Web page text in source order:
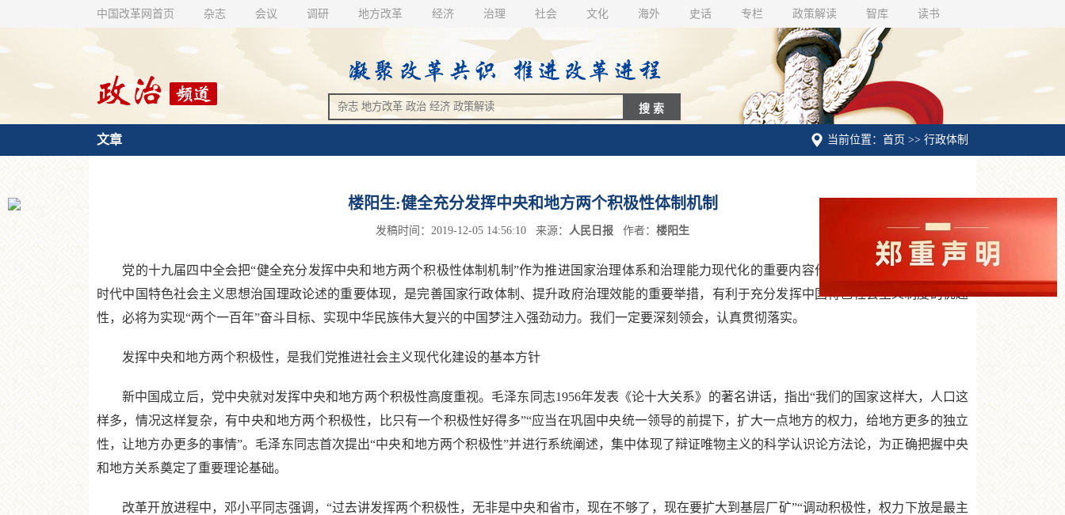
中国改革网首页 杂志 会议 调研 地方改革 经济 治理 社会 文化 海外 史话 专栏 政策解读 智库 读书
当前位置：首页 >> 行政体制
文章
楼阳生:健全充分发挥中央和地方两个积极性体制机制
发稿时间：2019-12-05 14:56:10 来源： 人民日报 作者： 楼阳生
党的十九届四中全会把“健全充分发挥中央和地方两个积极性体制机制”作为推进国家治理体系和治理能力现代化的重要内容作出了部署。这是习近平新
时代中国特色社会主义思想治国理政论述的重要体现，是完善国家行政体制、提升政府治理效能的重要举措，有利于充分发挥中国特色社会主义制度的优越
性，必将为实现“两个一百年”奋斗目标、实现中华民族伟大复兴的中国梦注入强劲动力。我们一定要深刻领会，认真贯彻落实。
发挥中央和地方两个积极性，是我们党推进社会主义现代化建设的基本方针
新中国成立后，党中央就对发挥中央和地方两个积极性高度重视。毛泽东同志1956年发表《论十大关系》的著名讲话，指出“我们的国家这样大，人口这
样多，情况这样复杂，有中央和地方两个积极性，比只有一个积极性好得多”“应当在巩固中央统一领导的前提下，扩大一点地方的权力，给地方更多的独立
性，让地方办更多的事情”。毛泽东同志首次提出“中央和地方两个积极性”并进行系统阐述，集中体现了辩证唯物主义的科学认识论方法论，为正确把握中央
和地方关系奠定了重要理论基础。
改革开放进程中，邓小平同志强调，“过去讲发挥两个积极性，无非是中央和省市，现在不够了，现在要扩大到基层厂矿”“调动积极性，权力下放是最主